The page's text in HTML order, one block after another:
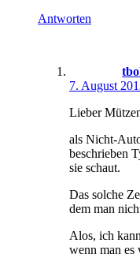
Antworten
7. August
Lieber
als Nicht-
beschrieben
sie schaut.
Das solche
dem man
Alos, ich
wenn man es